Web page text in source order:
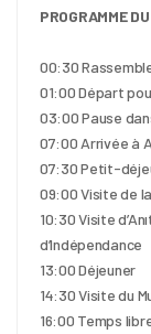
PROGRAMME
00:30
01:00 Départ
03:00 Pause
07:00 Arrivée à
07:30 Petit-
09:00 Visite de
10:30 Visite
d’Indépendance
13:00 Déjeuner
14:30 Visite du
16:00 Temps